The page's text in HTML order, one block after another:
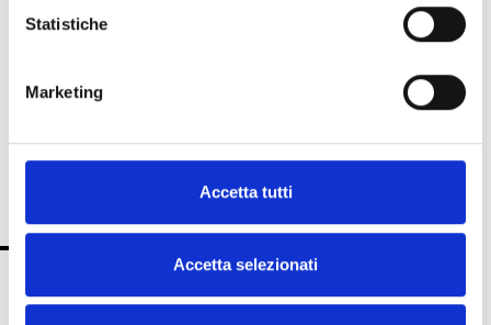
Statistiche
Marketing
Accetta tutti
Accetta selezionati
Hauptsteuereinheit für die
Sprachalarmierungsfunktionen
TECHNISCHE SPEZIFIKATIONEN DOKUMENTATION
Technische Spezifikationen